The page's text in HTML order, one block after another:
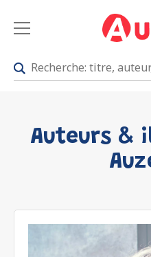
Auteurs &